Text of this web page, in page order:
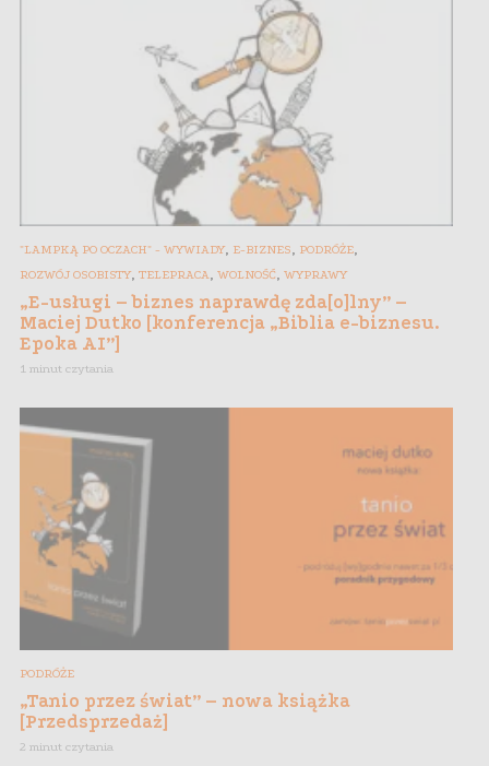
"LAMPKĄ PO OCZACH" - WYWIADY, E-BIZNES PODRÓŻE
ROZWÓJ OSOBISTY, TELEPRACA WOLNOŚĆ WYPRAWY
„E-usługi – biznes naprawdę zda[o]lny” –
Maciej Dutko [konferencja „Biblia e-biznesu.
Epoka AI”]
1 minut czytania
PODRÓŻE
„Tanio przez świat” – nowa książka
[Przedsprzedaż]
2 minut czytania